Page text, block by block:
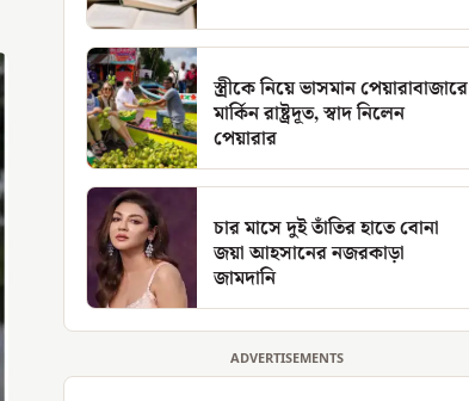
স্ত্রীকে নিয়ে ভাসমান পেয়ারাবাজারে
মার্কিন রাষ্ট্রদূত, স্বাদ নিলেন
পেয়ারার
চার মাসে দুই তাঁতির হাতে বোনা
জয়া আহসানের নজরকাড়া
জামদানি
ADVERTISEMENTS